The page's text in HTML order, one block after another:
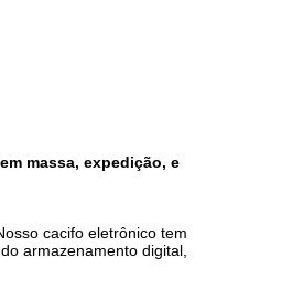
massa, expedição, e
cacifo eletrônico tem
armazenamento digital,